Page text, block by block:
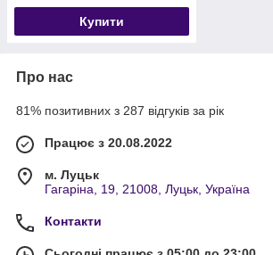
Купити
Про нас
81% позитивних з 287 відгуків за рік
Працює з 20.08.2022
м. Луцьк
Гагаріна, 19, 21008, Луцьк, Україна
Контакти